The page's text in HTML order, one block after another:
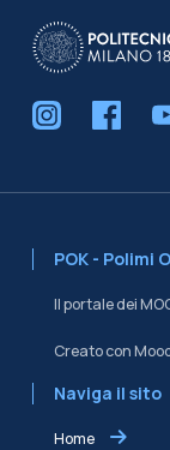
POK - Polimi
Il portale dei
Creato con
Naviga il sito
Home